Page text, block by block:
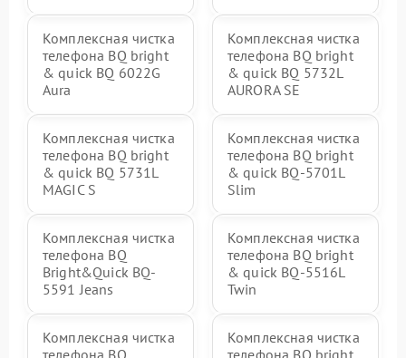
Комплексная чистка
телефона BQ bright
& quick BQ 6022G
Aura
Комплексная чистка
телефона BQ bright
& quick BQ 5732L
AURORA SE
Комплексная чистка
телефона BQ bright
& quick BQ 5731L
MAGIC S
Комплексная чистка
телефона BQ bright
& quick BQ-5701L
Slim
Комплексная чистка
телефона BQ
Bright&Quick BQ-
5591 Jeans
Комплексная чистка
телефона BQ bright
& quick BQ-5516L
Twin
Комплексная чистка
телефона BQ
Комплексная чистка
телефона BQ bright